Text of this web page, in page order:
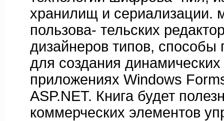
хранилищ и сериализации.
пользова- тельских
дизайнеров типов,
для создания
приложениях Windows
ASP.NET. Книга будет
коммерческих элементов